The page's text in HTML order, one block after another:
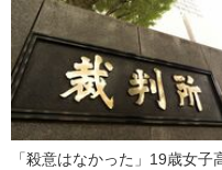
「殺意はなかった」19歳女子